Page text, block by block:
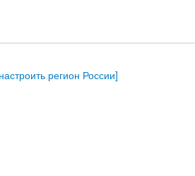
регион России]